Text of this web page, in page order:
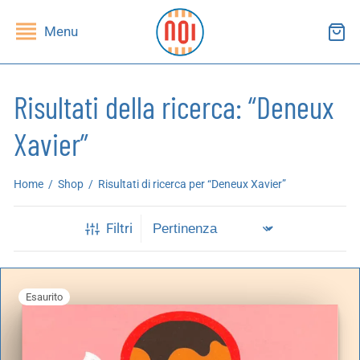
Menu
Risultati della ricerca: “Deneux
Xavier”
Home / Shop / Risultati di ricerca per “Deneux Xavier”
Filtri
Esaurito
DI LETTURA